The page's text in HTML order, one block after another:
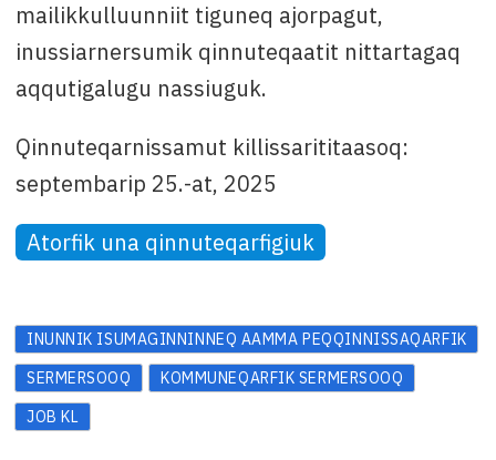
mailikkulluunniit tiguneq ajorpagut,
inussiarnersumik qinnuteqaatit nittartagaq
aqqutigalugu nassiuguk.
Qinnuteqarnissamut killissarititaasoq:
septembarip 25.-at, 2025
Atorfik una qinnuteqarfigiuk
INUNNIK ISUMAGINNINNEQ AAMMA PEQQINNISSAQARFIK
SERMERSOOQ
KOMMUNEQARFIK SERMERSOOQ
JOB KL